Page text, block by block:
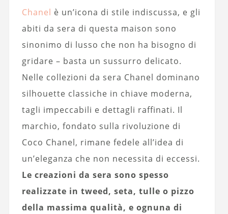
Chanel è un’icona di stile indiscussa, e gli
abiti da sera di questa maison sono
sinonimo di lusso che non ha bisogno di
gridare – basta un sussurro delicato.
Nelle collezioni da sera Chanel dominano
silhouette classiche in chiave moderna,
tagli impeccabili e dettagli raffinati. Il
marchio, fondato sulla rivoluzione di
Coco Chanel, rimane fedele all’idea di
un’eleganza che non necessita di eccessi.
Le creazioni da sera sono spesso
realizzate in tweed, seta, tulle o pizzo
della massima qualità, e ognuna di